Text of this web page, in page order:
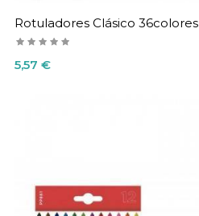
Rotuladores Clásico 36colores
Precio
5,57 €